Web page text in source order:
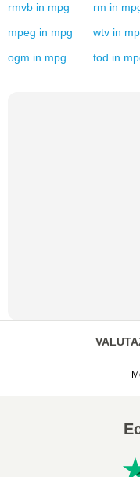
rmvb in mpg rm in
mpeg in mpg wtv in
ogm in mpg tod in